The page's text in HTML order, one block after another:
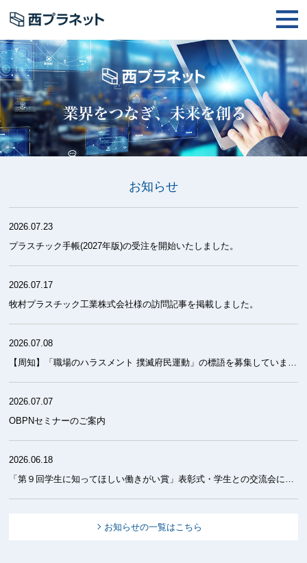
お知らせ
2026.07.23
プラスチック手帳(2027年版)の受注を開始いたしました。
2026.07.17
牧村プラスチック工業株式会社様の訪問記事を掲載しました。
2026.07.08
2026.07.07
OBPNセミナーのご案内
2026.06.18
お知らせの一覧はこちら